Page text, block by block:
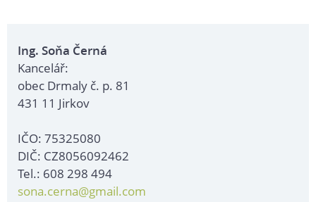
Ing. Soňa Černá
Kancelář:
obec Drmaly č. p. 81
431 11 Jirkov
IČO: 75325080
DIČ: CZ8056092462
Tel.: 608 298 494
sona.cerna@gmail.com